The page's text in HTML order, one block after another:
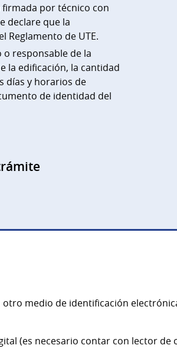
por técnico con
declare que la
Reglamento de UTE.
responsable de la
la edificación, la cantidad
días y horarios de
de identidad del
otro medio de identificación
(es necesario contar con lector de